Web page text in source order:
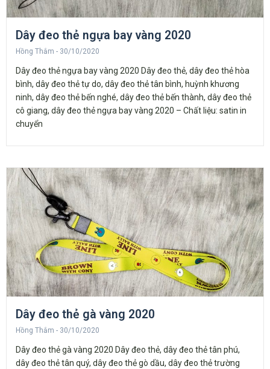
Dây đeo thẻ ngựa bay vàng 2020
Hồng Thắm 30/10/2020
Dây đeo thẻ ngựa bay vàng 2020 Dây đeo thẻ, dây đeo thẻ hòa
bình, dây đeo thẻ tự do, dây đeo thẻ tân bình, huỳnh khương
ninh, dây đeo thẻ bến nghé, dây đeo thẻ bến thành, dây đeo thẻ
cô giang, dây đeo thẻ ngựa bay vàng 2020 – Chất liệu: satin in
chuyển
Dây đeo thẻ gà vàng 2020
Hồng Thắm 30/10/2020
Dây đeo thẻ gà vàng 2020 Dây đeo thẻ, dây đeo thẻ tân phú,
dây đeo thẻ tân quý, dây đeo thẻ gò dầu, dây đeo thẻ trường